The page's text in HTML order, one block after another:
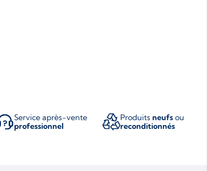
Service après-vente
professionnel
Produits neufs ou
reconditionnés